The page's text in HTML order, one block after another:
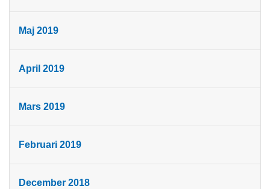
Maj 2019
April 2019
Mars 2019
Februari 2019
December 2018